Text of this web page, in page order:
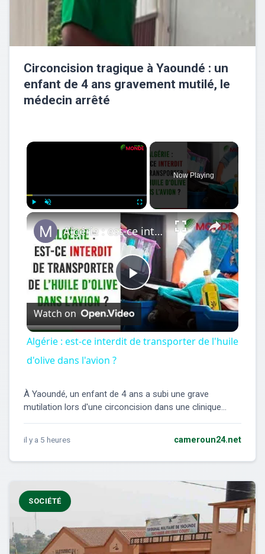
Circoncision tragique à Yaoundé : un
enfant de 4 ans gravement mutilé, le
médecin arrêté
×
Fullscreen
Now Playing
×
Play
Video
Algérie : est-ce interdit de transporter de l'huile d'olive dans l'avion ?
Watch on
Algérie : est-ce interdit de transporter de l'huile
d'olive dans l'avion ?
À Yaoundé, un enfant de 4 ans a subi une grave
mutilation lors d'une circoncision dans une clinique...
il y a 5 heures cameroun24.net
SOCIÉTÉ